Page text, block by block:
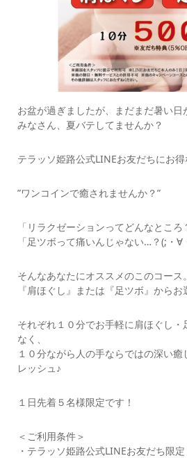
お盆が過ぎましたが、まだまだ暑い日
みなさん、夏バテしてませんか？
テラッソ姫路公式LINEお友だちにお得
”ワンコインで癒されませんか？”
「リラクゼーションってどんなとこ
「足ツボって痛いんじゃない…？(;・∀
そんなあなたにオススメのこのコース。
『肩ほぐし』または『足ツボ』からお
それぞれ１０分でお手軽に肩ほぐし
なく、
１０分ながら人の手ならではの深い
レッシュ♪
１日先着５名様限定です！
＜ご利用条件＞
・テラッソ姫路公式LINEお友だち限